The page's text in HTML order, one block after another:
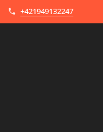
+421949132247